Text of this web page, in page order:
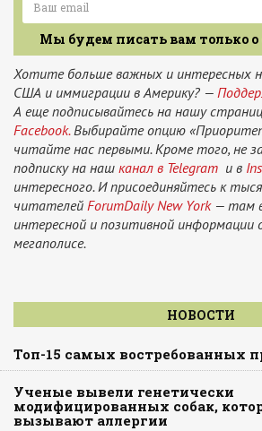
Мы будем писать вам только
Хотите больше важных и интересных
США и иммиграции в Америку? —
А еще подписывайтесь на нашу
Facebook.Выбирайте опцию
читайте нас первыми. Кроме того, не
подписку на наш канал в Telegram и в
интересного. И присоединяйтесь к
читателей ForumDaily New York— там
интересной и позитивной информации
мегаполисе.
НОВОСТИ
Топ-15 самых востребованных
Ученые вывели генетически
модифицированных собак,
вызывают аллергии